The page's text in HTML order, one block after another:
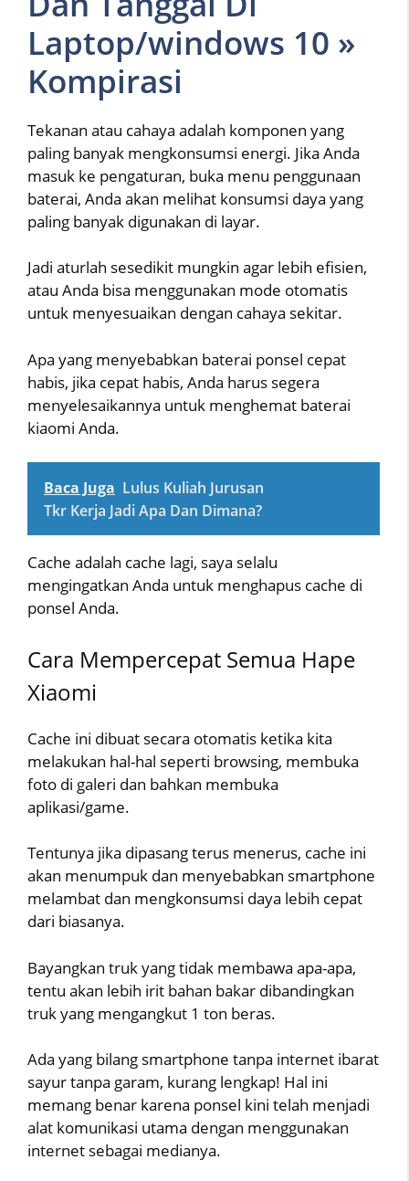
Laptop/windows 10 »
Kompirasi
Tekanan atau cahaya adalah komponen yang
paling banyak mengkonsumsi energi. Jika Anda
masuk ke pengaturan, buka menu penggunaan
baterai, Anda akan melihat konsumsi daya yang
paling banyak digunakan di layar.
Jadi aturlah sesedikit mungkin agar lebih efisien,
atau Anda bisa menggunakan mode otomatis
untuk menyesuaikan dengan cahaya sekitar.
Apa yang menyebabkan baterai ponsel cepat
habis, jika cepat habis, Anda harus segera
menyelesaikannya untuk menghemat baterai
kiaomi Anda.
Baca Juga Lulus Kuliah Jurusan
Tkr Kerja Jadi Apa Dan Dimana?
Cache adalah cache lagi, saya selalu
mengingatkan Anda untuk menghapus cache di
ponsel Anda.
Cara Mempercepat Semua Hape
Xiaomi
Cache ini dibuat secara otomatis ketika kita
melakukan hal-hal seperti browsing, membuka
foto di galeri dan bahkan membuka
aplikasi/game.
Tentunya jika dipasang terus menerus, cache ini
akan menumpuk dan menyebabkan smartphone
melambat dan mengkonsumsi daya lebih cepat
dari biasanya.
Bayangkan truk yang tidak membawa apa-apa,
tentu akan lebih irit bahan bakar dibandingkan
truk yang mengangkut 1 ton beras.
Ada yang bilang smartphone tanpa internet ibarat
sayur tanpa garam, kurang lengkap! Hal ini
memang benar karena ponsel kini telah menjadi
alat komunikasi utama dengan menggunakan
internet sebagai medianya.